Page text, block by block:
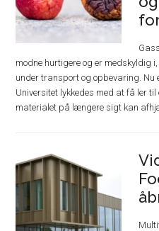
modne hurtigere og er medskyldig
under transport og opbevaring. Nu
Universitet lykkedes med at få ler
materialet på længere sigt kan